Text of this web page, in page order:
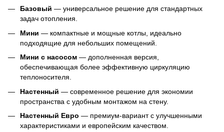
Базовый — универсальное решение для стандартных
задач отопления.
Мини — компактные и мощные котлы, идеально
подходящие для небольших помещений.
Мини с насосом — дополненная версия,
обеспечивающая более эффективную циркуляцию
теплоносителя.
Настенный — современное решение для экономии
пространства с удобным монтажом на стену.
Настенный Евро — премиум-вариант с улучшенными
характеристиками и европейским качеством.